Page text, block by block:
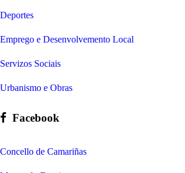
Deportes
Emprego e Desenvolvemento Local
Servizos Sociais
Urbanismo e Obras
Facebook
Concello de Camariñas